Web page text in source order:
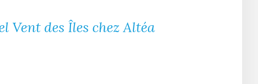
Vent des Îles chez Altéa